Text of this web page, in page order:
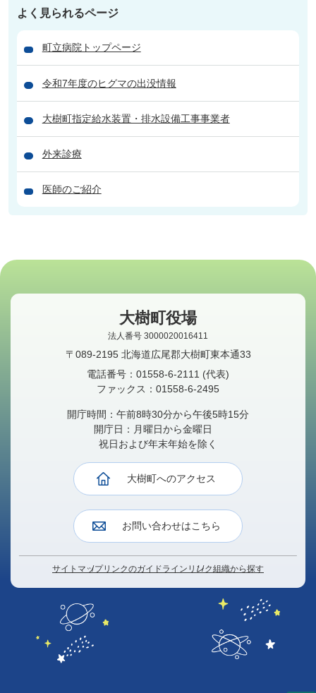
よく見られるページ
町立病院トップページ
令和7年度のヒグマの出没情報
大樹町指定給水装置・排水設備工事事業者
外来診療
医師のご紹介
大樹町役場
法人番号 3000020016411
〒089-2195 北海道広尾郡大樹町東本通33
電話番号： 01558-6-2111 (代表)
ファックス： 01558-6-2495
開庁時間：午前8時30分から午後5時15分
開庁日：月曜日から金曜日
祝日および年末年始を除く
大樹町へのアクセス
お問い合わせはこちら
サイトマップリンクのガイドライン リンク組織から探す